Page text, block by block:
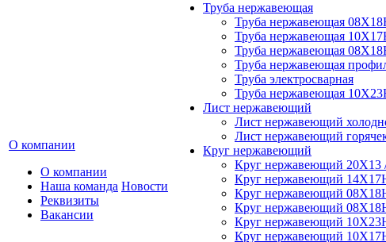
О компании
О компании
Наша команда
Реквизиты
Вакансии
Новости
Труба нержавеющая
Труба нержавеющая
Труба нержавеющая
Труба нержавеющая
Труба нержавеющая
Труба электросварная
Труба нержавеющая
Лист нержавеющий
Лист нержавеющий
Лист нержавеющий
Круг нержавеющий
Круг нержавеющий 20Х13
Круг нержавеющий
Круг нержавеющий
Круг нержавеющий
Круг нержавеющий
Круг нержавеющий